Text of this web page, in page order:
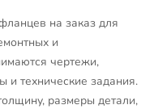
на заказ для
и
чертежи,
и технические задания.
размеры детали,